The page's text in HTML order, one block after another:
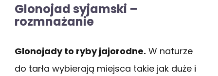
Glonojad syjamski –
rozmnażanie
Glonojady to ryby jajorodne. W naturze
do tarła wybierają miejsca takie jak duże i